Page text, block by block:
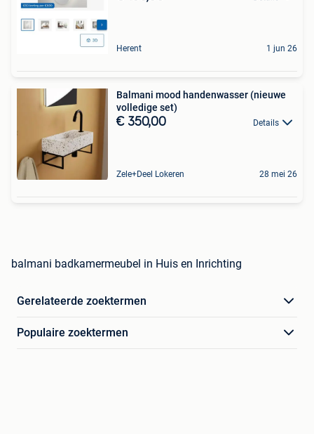
Herent 1 jun 26
Balmani mood handenwasser (nieuwe
volledige set)
€ 350,00 Details
Zele+Deel Lokeren 28 mei 26
balmani badkamermeubel in Huis en Inrichting
Gerelateerde zoektermen
Populaire zoektermen